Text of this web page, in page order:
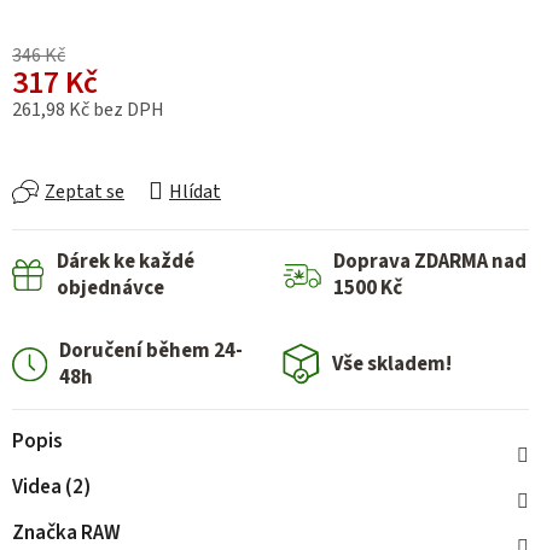
346 Kč
317 Kč
261,98 Kč bez DPH
Zeptat se Hlídat
Dárek ke každé
objednávce
Doprava ZDARMA nad
1500 Kč
Doručení během 24-
48h
Vše skladem!
Popis
Videa (2)
Značka RAW